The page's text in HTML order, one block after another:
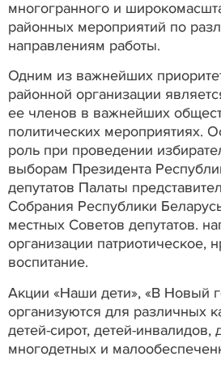
многогранного и
районных мероприятий по
направлениям работы.
Одним из важнейших
районной организации
ее членов в важнейших
политических мероприятиях.
роль при проведении
выборам Президента
депутатов Палаты
Собрания Республики
местных Советов депутатов.
организации патриотическое,
воспитание.
Акции «Наши дети», «В Новый
организуются для различных
детей-сирот, детей-инвалидов,
многодетных и